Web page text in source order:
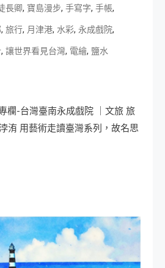
長卿, 寶島漫步, 手寫字, 手帳,
, 旅行, 月津港, 水彩, 永成戲院,
, 讓世界看見台灣, 電繪, 鹽水
欄-台灣臺南永成戲院 ｜文旅 旅
洧 用藝術走讀臺灣系列，故名思